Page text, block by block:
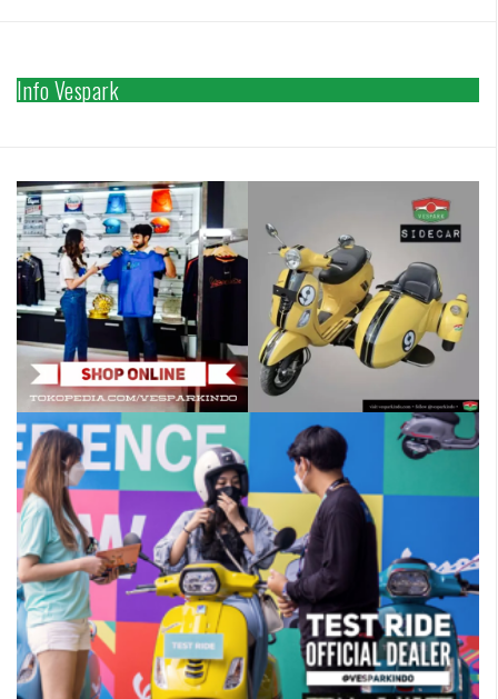
Info Vespark